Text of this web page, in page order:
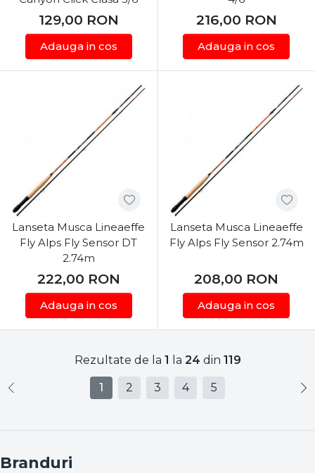
129,00 RON
Adauga in cos
216,00 RON
Adauga in cos
Lanseta Musca Lineaeffe
Fly Alps Fly Sensor DT
2.74m
222,00 RON
Adauga in cos
Lanseta Musca Lineaeffe
Fly Alps Fly Sensor 2.74m
208,00 RON
Adauga in cos
Rezultate de la 1 la 24 din 119
1 2 3 4 5
Branduri